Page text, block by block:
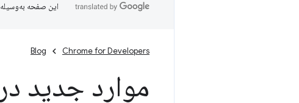
این صفحه به‌وسیله
Chrome for Developers
Blog
موارد جدید در Dev